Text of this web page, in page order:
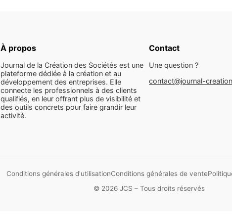
À propos
Journal de la Création des Sociétés est une
plateforme dédiée à la création et au
développement des entreprises. Elle
connecte les professionnels à des clients
qualifiés, en leur offrant plus de visibilité et
des outils concrets pour faire grandir leur
activité.
Contact
Une question ?
contact@journal-
Conditions générales d'utilisationConditions générales de vente
© 2026 JCS – Tous droits réservés